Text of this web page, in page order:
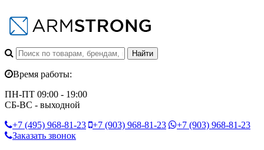
Время работы:
ПН-ПТ 09:00 - 19:00
СБ-ВС - выходной
+7 (495) 968-81-23 +7 (903) 968-81-23 +7 (903) 968-81-23
Заказать звонок